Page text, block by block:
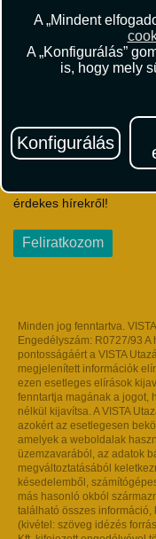
A „Mindent
A „Konfigurálás”
is, hogy mely
Konfigurálás
Útlemondás-biztosítás
Utasbiztosítás
Repülőjegy Szerződési
Adatvédelem
Hírlevél
Iratkozzon fel
érdekes hírekről!
Feliratkozom
Minden jog fenntartva.
Engedélyszám: R0727/93
pontosságáért a VISTA
megjelenített információk
ezen esetleges elírások
fenntartja magának a jogot,
nélkül kijavítsa. A VISTA
azokért az esetlegesen
amelyek a weboldalak
üzemzavarából, az adatok
megváltoztatásából
késedelemből,
más hasonló okból
található összes
(kivétel: szöveg idézés